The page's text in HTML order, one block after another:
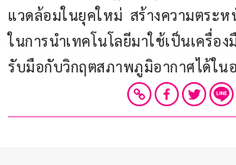
แวดล้อมในยุคใหม่  สร้างความตระ
ในการนำเทคโนโลยีมาใช้เป็นเครื่อ
รับมือกับวิกฤตสภาพภูมิอากาศได้ใน